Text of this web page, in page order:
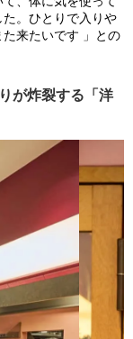
。ひとりで入りや
来たいです 」との
が炸裂する「洋